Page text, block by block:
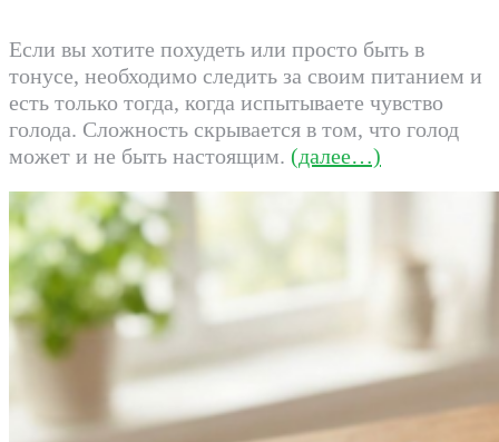
Если вы хотите похудеть или просто быть в
тонусе, необходимо следить за своим питанием и
есть только тогда, когда испытываете чувство
голода. Сложность скрывается в том, что голод
может и не быть настоящим. (далее…)